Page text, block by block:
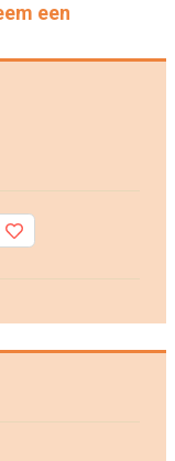
een